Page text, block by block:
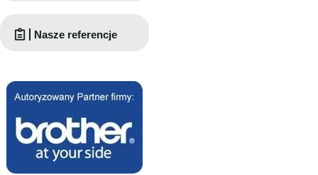
Nasze referencje